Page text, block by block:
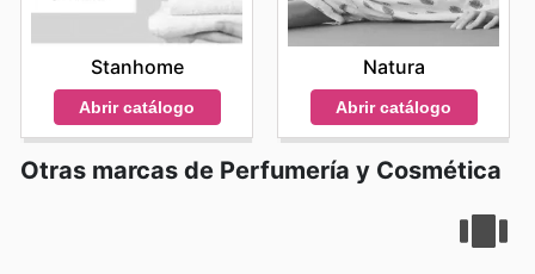
Stanhome
Abrir catálogo
Natura
Abrir catálogo
Otras marcas de Perfumería y Cosmética